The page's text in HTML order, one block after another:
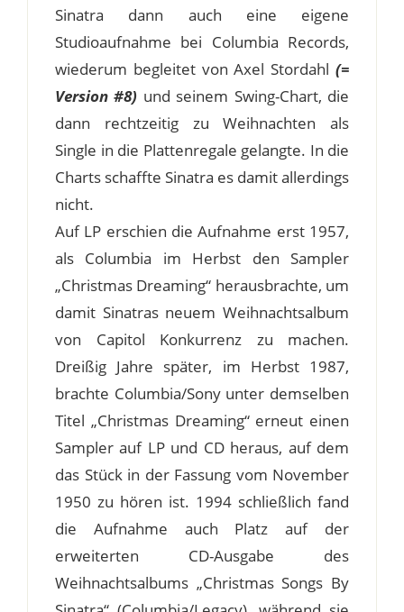
Sinatra dann auch eine eigene
Studioaufnahme bei Columbia Records,
wiederum begleitet von Axel Stordahl (=
Version #8) und seinem Swing-Chart, die
dann rechtzeitig zu Weihnachten als
Single in die Plattenregale gelangte. In die
Charts schaffte Sinatra es damit allerdings
nicht.
Auf LP erschien die Aufnahme erst 1957,
als Columbia im Herbst den Sampler
„Christmas Dreaming“ herausbrachte, um
damit Sinatras neuem Weihnachtsalbum
von Capitol Konkurrenz zu machen.
Dreißig Jahre später, im Herbst 1987,
brachte Columbia/Sony unter demselben
Titel „Christmas Dreaming“ erneut einen
Sampler auf LP und CD heraus, auf dem
das Stück in der Fassung vom November
1950 zu hören ist. 1994 schließlich fand
die Aufnahme auch Platz auf der
erweiterten CD-Ausgabe des
Weihnachtsalbums „Christmas Songs By